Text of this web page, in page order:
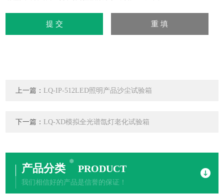
上一篇： LQ-IP-512LED照明产品沙尘试验箱
下一篇： LQ-XD模拟全光谱氙灯老化试验箱
产品分类 PRODUCT
我们相信好的产品是信誉的保证！